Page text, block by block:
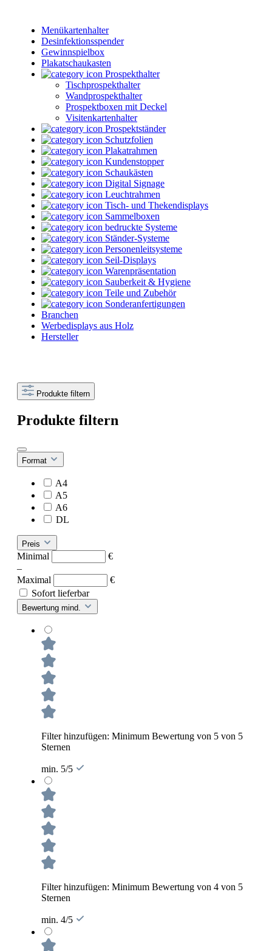
Menükartenhalter
Desinfektionsspender
Gewinnspielbox
Plakatschaukasten
Prospekthalter
Tischprospekthalter
Wandprospekthalter
Prospektboxen mit Deckel
Visitenkartenhalter
Prospektständer
Schutzfolien
Plakatrahmen
Kundenstopper
Schaukästen
Digital Signage
Leuchtrahmen
Tisch- und Thekendisplays
Sammelboxen
bedruckte Systeme
Ständer-Systeme
Personenleitsysteme
Seil-Displays
Warenpräsentation
Sauberkeit & Hygiene
Teile und Zubehör
Sonderanfertigungen
Branchen
Werbedisplays aus Holz
Hersteller
Produkte filtern
Produkte filtern
Format
A4
A5
A6
DL
Preis
Minimal
€
–
Maximal
€
Sofort lieferbar
Bewertung mind.
Filter hinzufügen: Minimum Bewertung von 5 von 5
Sternen
min. 5/5
Filter hinzufügen: Minimum Bewertung von 4 von 5
Sternen
min. 4/5